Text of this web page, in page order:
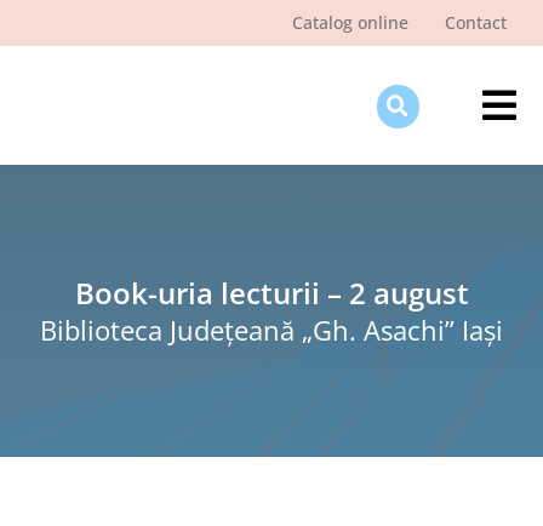
Catalog online Contact
Book-uria lecturii – 2 august
Biblioteca Judeţeană „Gh. Asachi” Iaşi